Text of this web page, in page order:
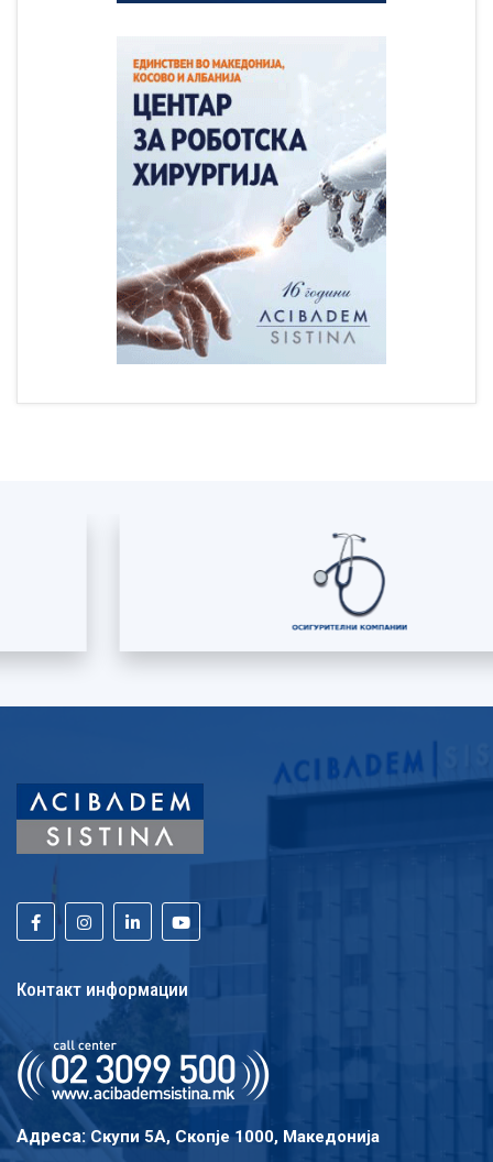
Контакт информации
Адреса: Скупи 5A, Скопје 1000, Македонија